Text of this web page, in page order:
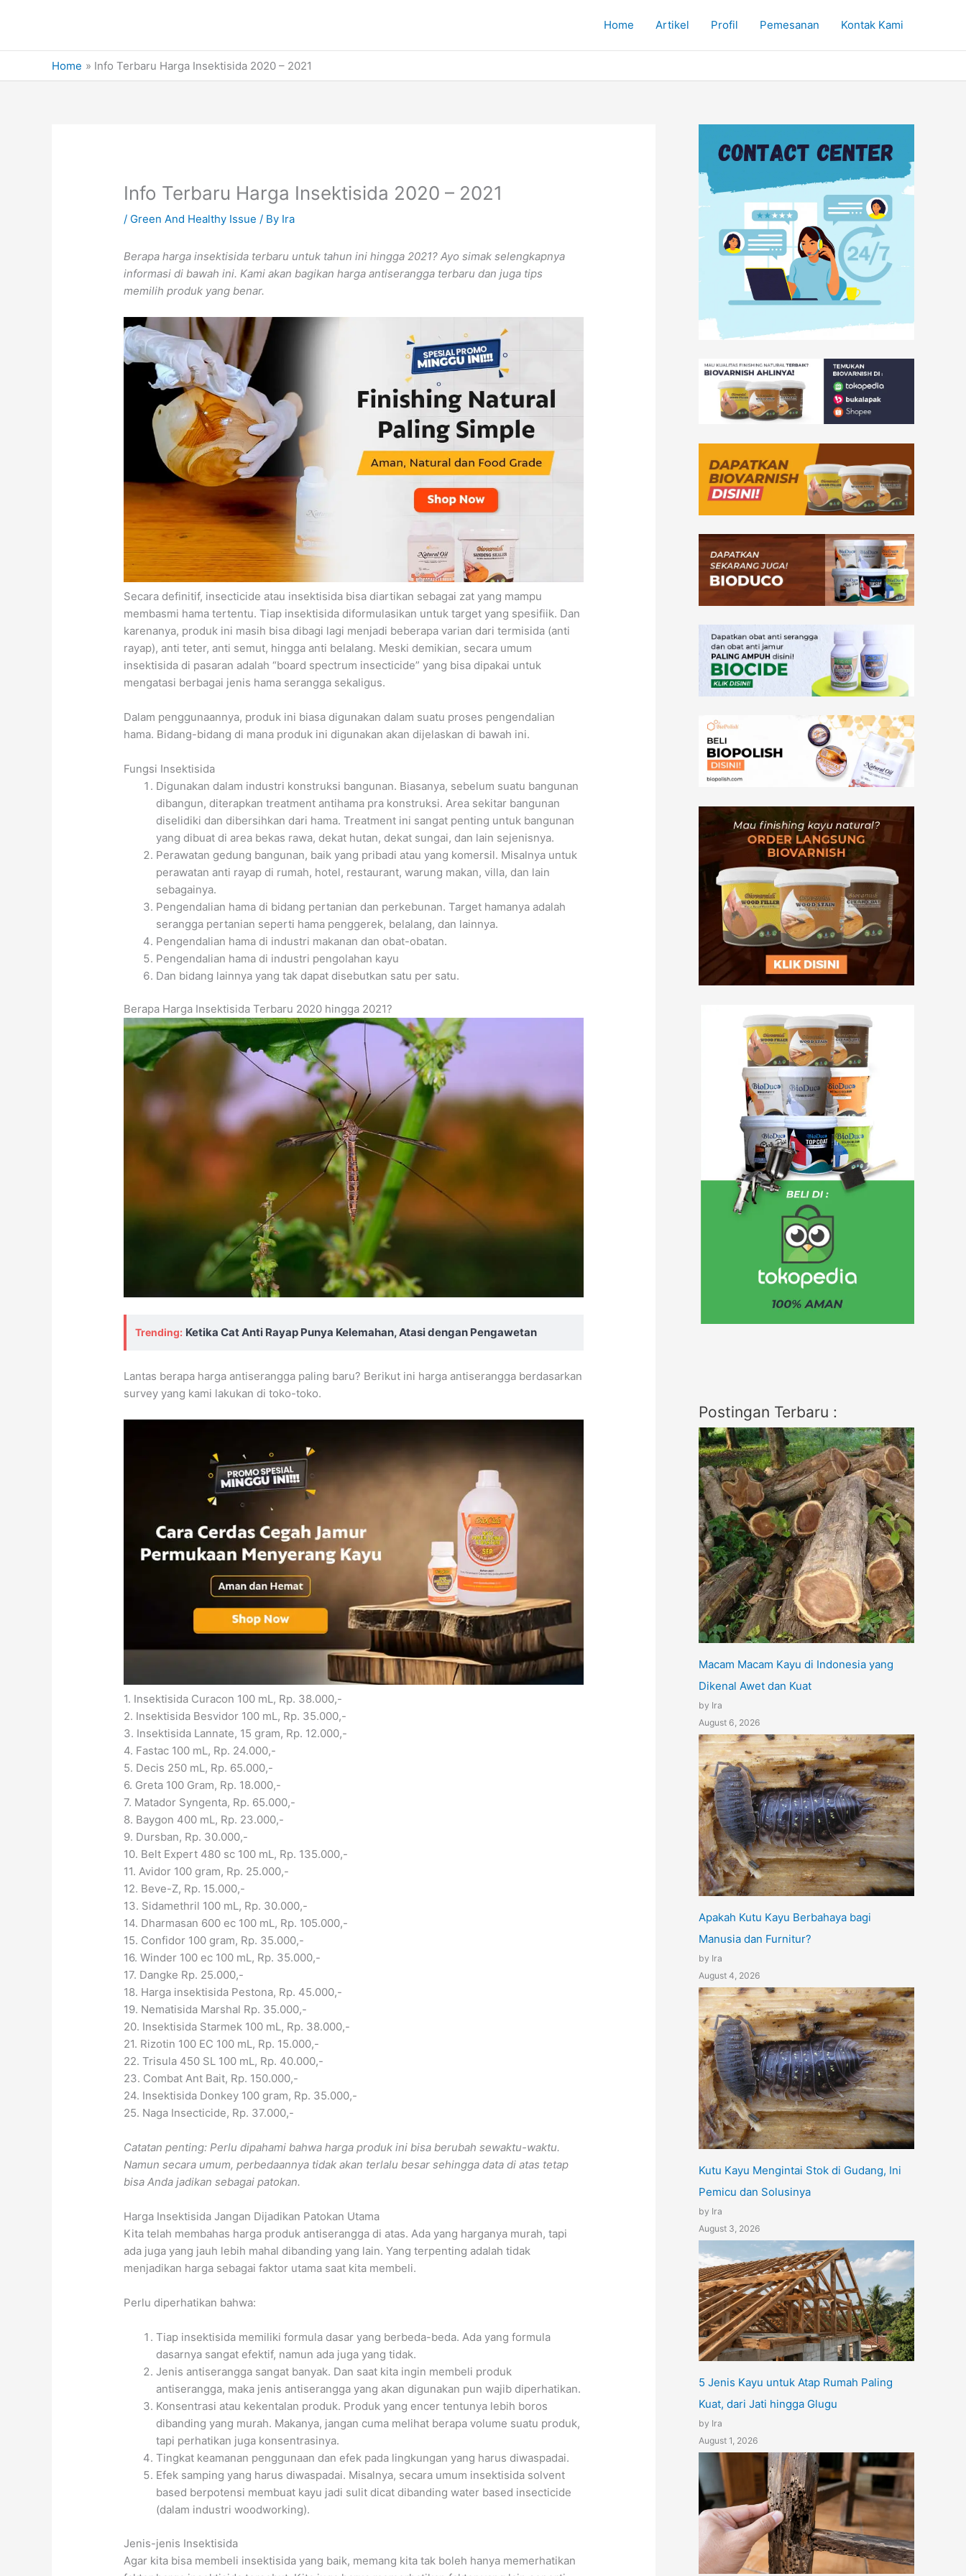
Home Artikel Profil Pemesanan Kontak Kami
Home Info Terbaru Harga Insektisida 2020 – 2021
Info Terbaru Harga Insektisida 2020 – 2021
/ Green And Healthy Issue / By Ira
Berapa harga insektisida terbaru untuk tahun ini hingga 2021? Ayo simak selengkapnya
informasi di bawah ini. Kami akan bagikan harga antiserangga terbaru dan juga tips
memilih produk yang benar.
Secara definitif, insecticide atau insektisida bisa diartikan sebagai zat yang mampu
membasmi hama tertentu. Tiap insektisida diformulasikan untuk target yang spesifiik. Dan
karenanya, produk ini masih bisa dibagi lagi menjadi beberapa varian dari termisida (anti
rayap), anti teter, anti semut, hingga anti belalang. Meski demikian, secara umum
insektisida di pasaran adalah “board spectrum insecticide” yang bisa dipakai untuk
mengatasi berbagai jenis hama serangga sekaligus.
Dalam penggunaannya, produk ini biasa digunakan dalam suatu proses pengendalian
hama. Bidang-bidang di mana produk ini digunakan akan dijelaskan di bawah ini.
Fungsi Insektisida
Digunakan dalam industri konstruksi bangunan. Biasanya, sebelum suatu bangunan
dibangun, diterapkan treatment antihama pra konstruksi. Area sekitar bangunan
diselidiki dan dibersihkan dari hama. Treatment ini sangat penting untuk bangunan
yang dibuat di area bekas rawa, dekat hutan, dekat sungai, dan lain sejenisnya.
Perawatan gedung bangunan, baik yang pribadi atau yang komersil. Misalnya untuk
perawatan anti rayap di rumah, hotel, restaurant, warung makan, villa, dan lain
sebagainya.
Pengendalian hama di bidang pertanian dan perkebunan. Target hamanya adalah
serangga pertanian seperti hama penggerek, belalang, dan lainnya.
Pengendalian hama di industri makanan dan obat-obatan.
Pengendalian hama di industri pengolahan kayu
Dan bidang lainnya yang tak dapat disebutkan satu per satu.
Berapa Harga Insektisida Terbaru 2020 hingga 2021?
Trending: Ketika Cat Anti Rayap Punya Kelemahan, Atasi dengan Pengawetan
Lantas berapa harga antiserangga paling baru? Berikut ini harga antiserangga berdasarkan
survey yang kami lakukan di toko-toko.
1. Insektisida Curacon 100 mL, Rp. 38.000,-
2. Insektisida Besvidor 100 mL, Rp. 35.000,-
3. Insektisida Lannate, 15 gram, Rp. 12.000,-
4. Fastac 100 mL, Rp. 24.000,-
5. Decis 250 mL, Rp. 65.000,-
6. Greta 100 Gram, Rp. 18.000,-
7. Matador Syngenta, Rp. 65.000,-
8. Baygon 400 mL, Rp. 23.000,-
9. Dursban, Rp. 30.000,-
10. Belt Expert 480 sc 100 mL, Rp. 135.000,-
11. Avidor 100 gram, Rp. 25.000,-
12. Beve-Z, Rp. 15.000,-
13. Sidamethril 100 mL, Rp. 30.000,-
14. Dharmasan 600 ec 100 mL, Rp. 105.000,-
15. Confidor 100 gram, Rp. 35.000,-
16. Winder 100 ec 100 mL, Rp. 35.000,-
17. Dangke Rp. 25.000,-
18. Harga insektisida Pestona, Rp. 45.000,-
19. Nematisida Marshal Rp. 35.000,-
20. Insektisida Starmek 100 mL, Rp. 38.000,-
21. Rizotin 100 EC 100 mL, Rp. 15.000,-
22. Trisula 450 SL 100 mL, Rp. 40.000,-
23. Combat Ant Bait, Rp. 150.000,-
24. Insektisida Donkey 100 gram, Rp. 35.000,-
25. Naga Insecticide, Rp. 37.000,-
Catatan penting: Perlu dipahami bahwa harga produk ini bisa berubah sewaktu-waktu.
Namun secara umum, perbedaannya tidak akan terlalu besar sehingga data di atas tetap
bisa Anda jadikan sebagai patokan.
Harga Insektisida Jangan Dijadikan Patokan Utama
Kita telah membahas harga produk antiserangga di atas. Ada yang harganya murah, tapi
ada juga yang jauh lebih mahal dibanding yang lain. Yang terpenting adalah tidak
menjadikan harga sebagai faktor utama saat kita membeli.
Perlu diperhatikan bahwa:
Tiap insektisida memiliki formula dasar yang berbeda-beda. Ada yang formula
dasarnya sangat efektif, namun ada juga yang tidak.
Jenis antiserangga sangat banyak. Dan saat kita ingin membeli produk
antiserangga, maka jenis antiserangga yang akan digunakan pun wajib diperhatikan.
Konsentrasi atau kekentalan produk. Produk yang encer tentunya lebih boros
dibanding yang murah. Makanya, jangan cuma melihat berapa volume suatu produk,
tapi perhatikan juga konsentrasinya.
Tingkat keamanan penggunaan dan efek pada lingkungan yang harus diwaspadai.
Efek samping yang harus diwaspadai. Misalnya, secara umum insektisida solvent
based berpotensi membuat kayu jadi sulit dicat dibanding water based insecticide
(dalam industri woodworking).
Jenis-jenis Insektisida
Agar kita bisa membeli insektisida yang baik, memang kita tak boleh hanya memerhatikan
Postingan Terbaru :
Macam Macam Kayu di Indonesia yang
Dikenal Awet dan Kuat
by Ira
August 6, 2026
Apakah Kutu Kayu Berbahaya bagi
Manusia dan Furnitur?
by Ira
August 4, 2026
Kutu Kayu Mengintai Stok di Gudang, Ini
Pemicu dan Solusinya
by Ira
August 3, 2026
5 Jenis Kayu untuk Atap Rumah Paling
Kuat, dari Jati hingga Glugu
by Ira
August 1, 2026